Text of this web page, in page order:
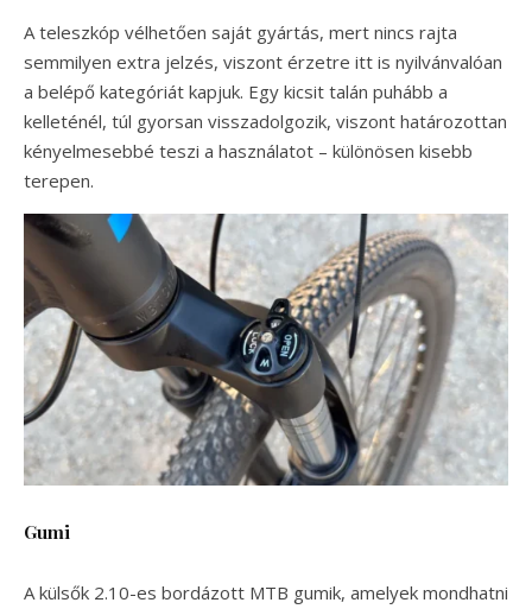
A teleszkóp vélhetően saját gyártás, mert nincs rajta
semmilyen extra jelzés, viszont érzetre itt is nyilvánvalóan
a belépő kategóriát kapjuk. Egy kicsit talán puhább a
kelleténél, túl gyorsan visszadolgozik, viszont határozottan
kényelmesebbé teszi a használatot – különösen kisebb
terepen.
Gumi
A külsők 2.10-es bordázott MTB gumik, amelyek mondhatni